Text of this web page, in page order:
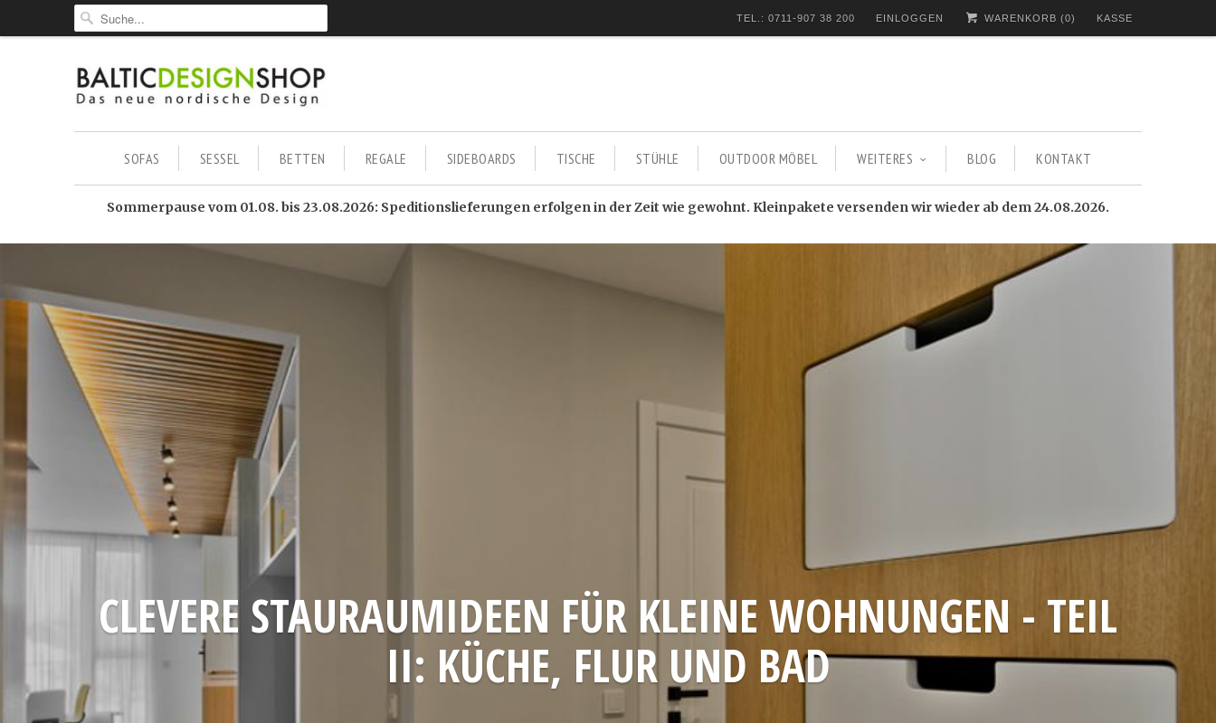
TEL.: 0711-907 38 200 EINLOGGEN WARENKORB (0) KASSE
SOFAS SESSEL BETTEN REGALE SIDEBOARDS TISCHE STÜHLE OUTDOOR MÖBEL WEITERES BLOG KONTAKT
Sommerpause vom 01.08. bis 23.08.2026: Speditionslieferungen erfolgen in der Zeit wie gewohnt. Kleinpakete versenden wir wieder ab dem 24.08.2026.
CLEVERE STAURAUMIDEEN FÜR KLEINE WOHNUNGEN - TEIL
II: KÜCHE, FLUR UND BAD